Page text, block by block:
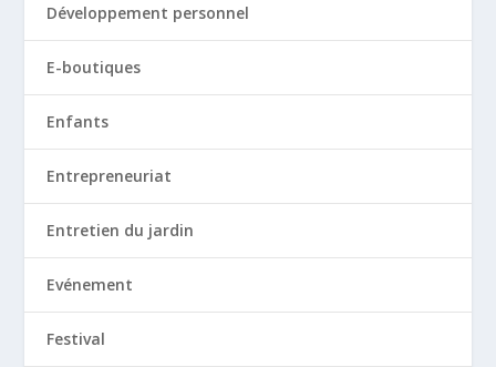
Développement personnel
E-boutiques
Enfants
Entrepreneuriat
Entretien du jardin
Evénement
Festival